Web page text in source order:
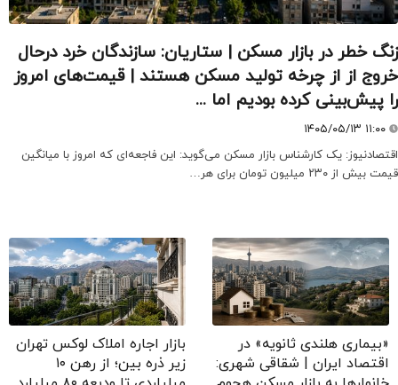
زنگ خطر در بازار مسکن | ستاریان: سازندگان خرد درحال
خروج از از چرخه تولید مسکن هستند | قیمت‌های امروز
را پیش‌بینی کرده بودیم اما ...
۱۴۰۵/۰۵/۱۳ ۱۱:۰۰
اقتصادنیوز: یک کارشناس بازار مسکن می‌گوید: این فاجعه‌ای که امروز با میانگین
قیمت بیش از ۲۳۰ میلیون تومان برای هر…
«بیماری هلندی ثانویه» در
اقتصاد ایران | شقاقی شهری:
بازار اجاره املاک لوکس تهران
زیر ذره بین؛ از رهن ۱۰